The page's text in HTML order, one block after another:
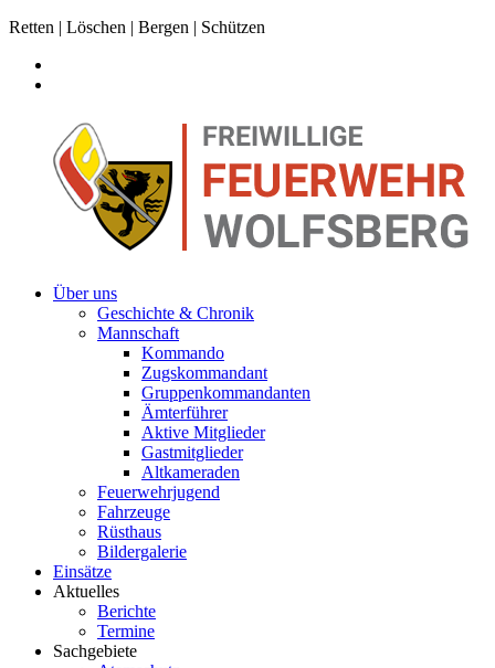
Retten | Löschen | Bergen | Schützen
Über uns
Geschichte & Chronik
Mannschaft
Kommando
Zugskommandant
Gruppenkommandanten
Ämterführer
Aktive Mitglieder
Gastmitglieder
Altkameraden
Feuerwehrjugend
Fahrzeuge
Rüsthaus
Bildergalerie
Einsätze
Aktuelles
Berichte
Termine
Sachgebiete